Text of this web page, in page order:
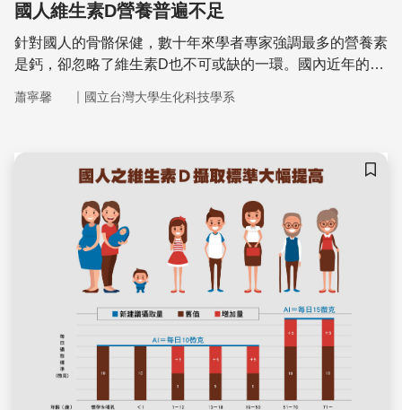
國人維生素D營養普遍不足
針對國人的骨骼保健，數十年來學者專家強調最多的營養素
是鈣，卻忽略了維生素D也不可或缺的一環。國內近年的營
有攝取不足的問題。由於維生素D的功能廣泛，可以促進個
蕭寧馨 ｜ 國立台灣大學生化科技學系
儲存